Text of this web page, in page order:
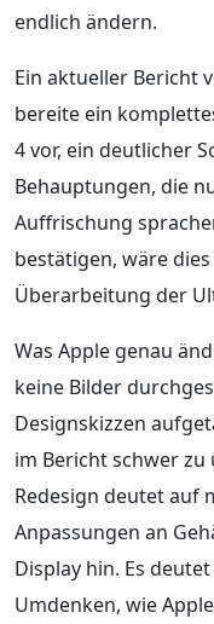
endlich ändern.
Ein aktueller Bericht
bereite ein
4 vor, ein deutlicher
Behauptungen, die
Auffrischung
bestätigen, wäre
Überarbeitung der
Was Apple genau
keine Bilder
Designskizzen
im Bericht schwer zu
Redesign deutet auf
Anpassungen an
Display hin. Es
Umdenken, wie